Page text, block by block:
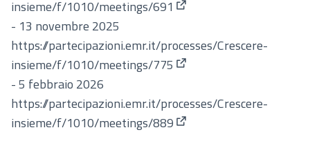
insieme/f/1010/meetings/691
- 13 novembre 2025
https://partecipazioni.emr.it/processes/Crescere-
insieme/f/1010/meetings/775
- 5 febbraio 2026
https://partecipazioni.emr.it/processes/Crescere-
insieme/f/1010/meetings/889